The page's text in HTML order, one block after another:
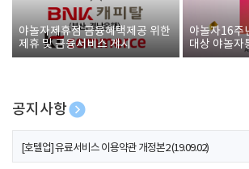
야놀자제휴점 금융혜택제공 위한
제휴 및 금융서비스 게시
야놀자16주
대상 야놀자
폰 증정
공지사항
[호텔업] 개인정보 처리방침 개정본1 (19.09.02)
[호텔업] 유료서비스 이용약관 개정본2 (19.09.02)